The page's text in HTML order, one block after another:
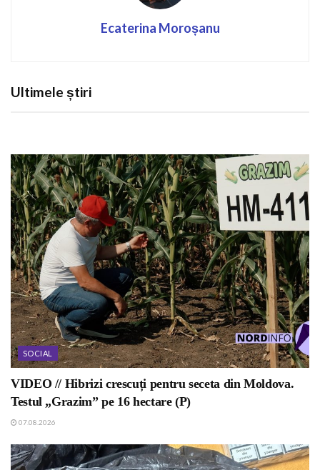
Ecaterina Moroșanu
Ultimele știri
SOCIAL
VIDEO // Hibrizi crescuți pentru seceta din Moldova.
Testul „Grazim” pe 16 hectare (P)
07.08.2026